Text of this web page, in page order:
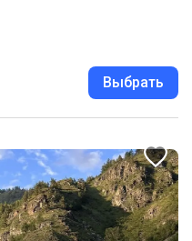
Выбрать